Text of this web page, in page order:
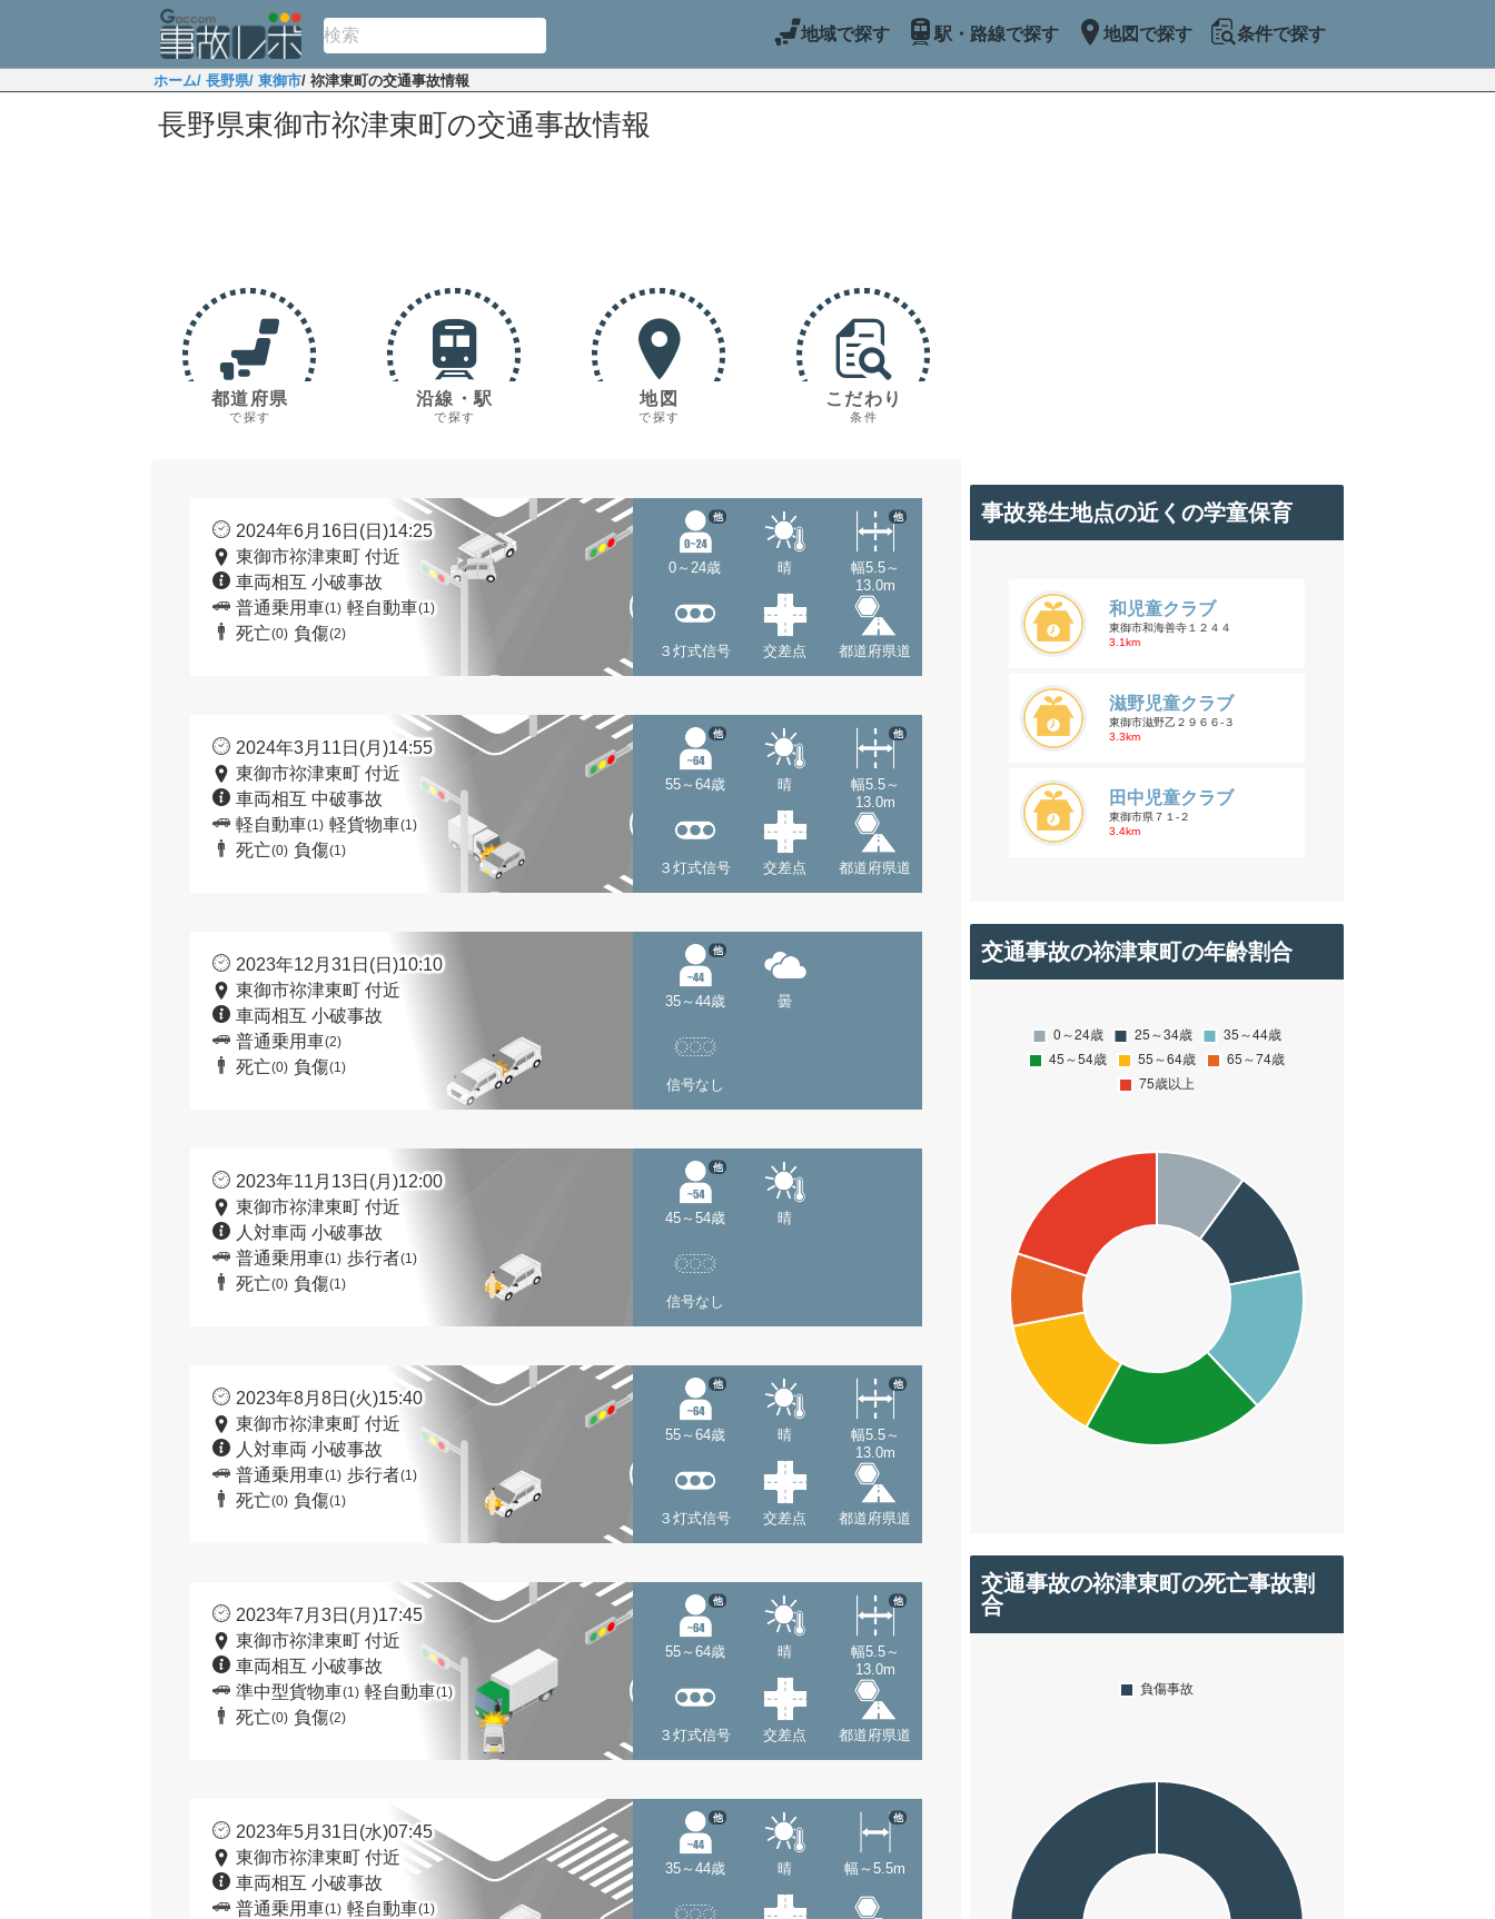
地域で探す 駅・路線で探す 地図で探す 条件で探す
ホーム/ 長野県/ 東御市/ 祢津東町の交通事故情報
長野県東御市祢津東町の交通事故情報
都道府県
で探す
沿線・駅
で探す
地図
で探す
こだわり
条件
2024年6月16日(日)14:25
東御市祢津東町 付近
車両相互 小破事故
普通乗用車(1) 軽自動車(1)
死亡(0) 負傷(2)
0～24歳
他
晴
幅5.5～
13.0m
他
３灯式信号 交差点 都道府県道
2024年3月11日(月)14:55
東御市祢津東町 付近
車両相互 中破事故
軽自動車(1) 軽貨物車(1)
死亡(0) 負傷(1)
55～64歳
他
晴
幅5.5～
13.0m
他
３灯式信号 交差点 都道府県道
2023年12月31日(日)10:10
東御市祢津東町 付近
車両相互 小破事故
普通乗用車(2)
死亡(0) 負傷(1)
35～44歳
他
曇
信号なし
2023年11月13日(月)12:00
東御市祢津東町 付近
人対車両 小破事故
普通乗用車(1) 歩行者(1)
死亡(0) 負傷(1)
45～54歳
他
晴
信号なし
2023年8月8日(火)15:40
東御市祢津東町 付近
人対車両 小破事故
普通乗用車(1) 歩行者(1)
死亡(0) 負傷(1)
55～64歳
他
晴
幅5.5～
13.0m
他
３灯式信号 交差点 都道府県道
2023年7月3日(月)17:45
東御市祢津東町 付近
車両相互 小破事故
準中型貨物車(1) 軽自動車(1)
死亡(0) 負傷(2)
55～64歳
他
晴
幅5.5～
13.0m
他
３灯式信号 交差点 都道府県道
2023年5月31日(水)07:45
東御市祢津東町 付近
車両相互 小破事故
普通乗用車(1) 軽自動車(1)
35～44歳
他
晴 幅～5.5m
他
事故発生地点の近くの学童保育
和児童クラブ
東御市和海善寺１２４４
3.1km
滋野児童クラブ
東御市滋野乙２９６６-３
3.3km
田中児童クラブ
東御市県７１-２
3.4km
交通事故の祢津東町の年齢割合
交通事故の祢津東町の死亡事故割
合